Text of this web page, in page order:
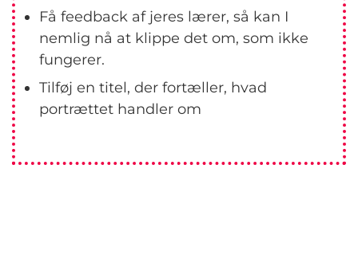
Få feedback af jeres lærer, så kan I
nemlig nå at klippe det om, som ikke
fungerer.
Tilføj en titel, der fortæller, hvad
portrættet handler om